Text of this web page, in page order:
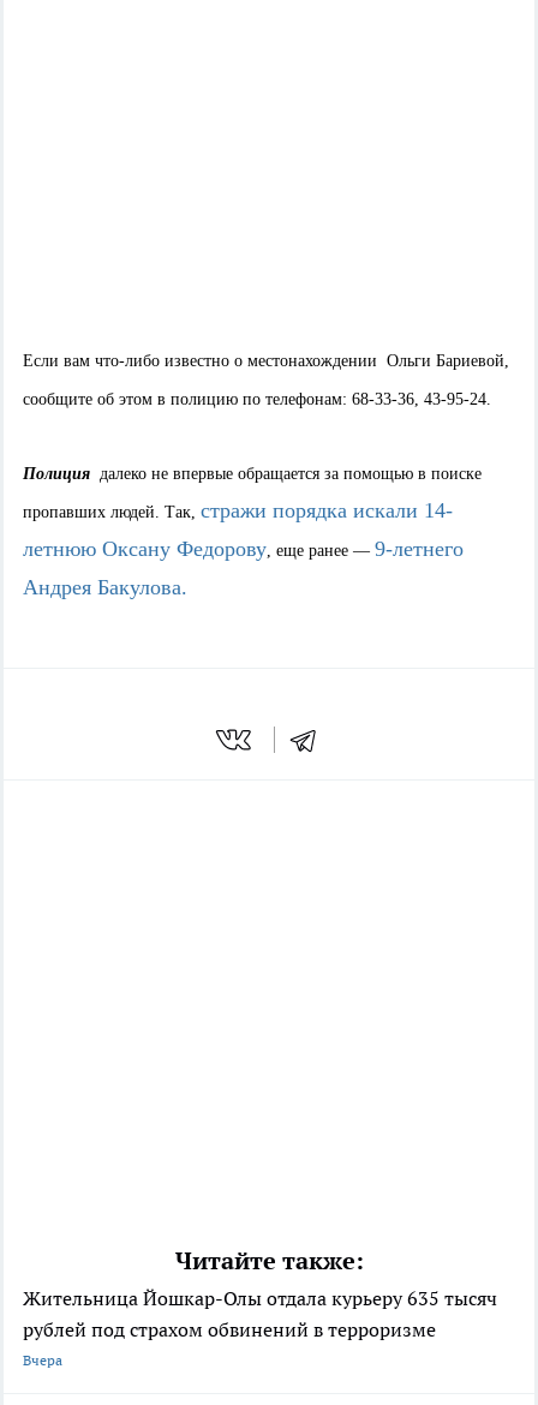
Если вам что-либо известно о местонахождении Ольги Бариевой,
сообщите об этом в полицию по телефонам: 68-33-36, 43-95-24.
Полиция далеко не впервые обращается за помощью в поиске
пропавших людей. Так, стражи порядка искали 14-
летнюю Оксану Федорову, еще ранее — 9-летнего
Андрея Бакулова.
Читайте также:
Жительница Йошкар-Олы отдала курьеру 635 тысяч
рублей под страхом обвинений в терроризме
Вчера